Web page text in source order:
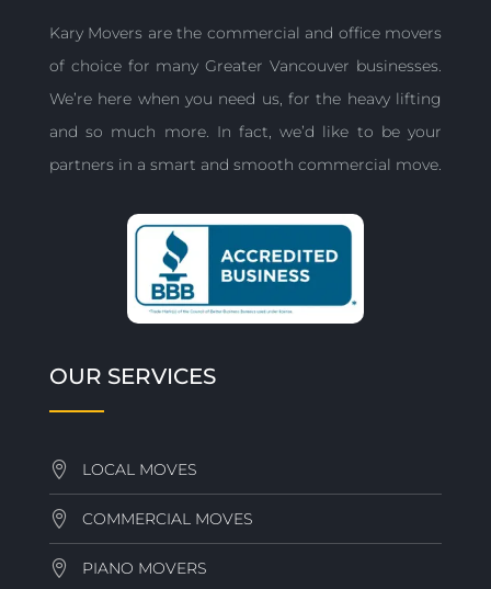
Kary Movers are the commercial and office movers
of choice for many Greater Vancouver businesses.
We’re here when you need us, for the heavy lifting
and so much more. In fact, we’d like to be your
partners in a smart and smooth commercial move.
OUR SERVICES
LOCAL MOVES
COMMERCIAL MOVES
PIANO MOVERS